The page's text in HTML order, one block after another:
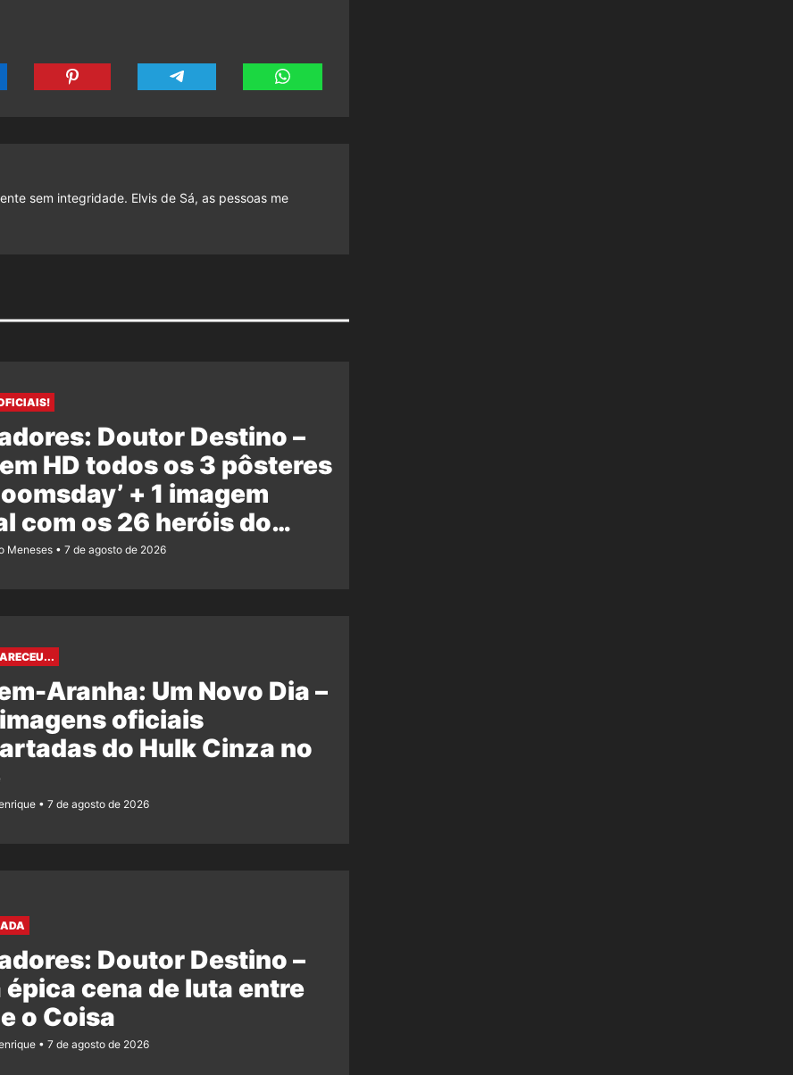
sem integridade. Elvis de Sá, as pessoas me
Doutor Destino –
HD todos os 3 pôsteres
+ 1 imagem
com os 26 heróis do
Meneses 7 de agosto de 2026
Aranha: Um Novo Dia –
oficiais
do Hulk Cinza no
7 de agosto de 2026
Doutor Destino –
épica cena de luta entre
o Coisa
7 de agosto de 2026